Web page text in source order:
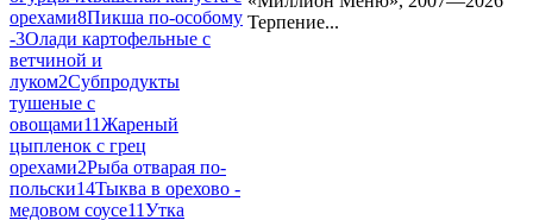
орехами8Пикша по-особому
-3Олади картофельные с
ветчиной и
луком2Субпродукты
тушеные с
овощами11Жареный
цыпленок с грец
орехами2Рыба отварая по-
польски14Тыква в орехово -
медовом соусе11Утка
Терпение...